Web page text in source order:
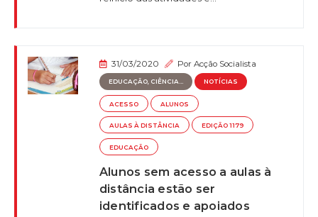
31/03/2020 PorAcção Socialista
EDUCAÇÃO, CIÊNCIA... NOTÍCIAS
ACESSO ALUNOS
AULAS À DISTÂNCIA EDIÇÃO 1179
EDUCAÇÃO
Alunos sem acesso a aulas à
distância estão ser
identificados e apoiados